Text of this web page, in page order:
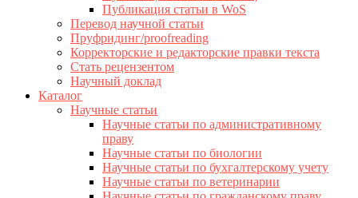
Публикация статьи в WoS
Перевод научной статьи
Пруфридинг/proofreading
Корректорские и редакторские правки текста
Стать рецензентом
Научный доклад
Каталог
Научные статьи
Научные статьи по административному
праву
Научные статьи по биологии
Научные статьи по бухгалтерскому учету
Научные статьи по ветеринарии